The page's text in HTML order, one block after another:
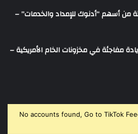
طرح 15 بالمئة من أسهم “أدنوك للإمداد والخدمات” –
مفاجئة في مخزونات الخام الأمريكية –
No accounts found, Go to TikTok